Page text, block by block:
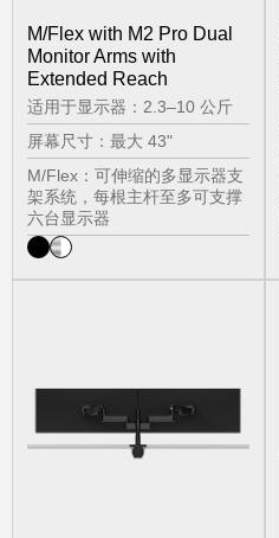
M/Flex with M2 Pro Dual
Monitor Arms with
Extended Reach
适用于显示器：2.3–10 公斤
屏幕尺寸：最大 43"
M/Flex：可伸缩的多显示器支
架系统，每根主杆至多可支撑
六台显示器